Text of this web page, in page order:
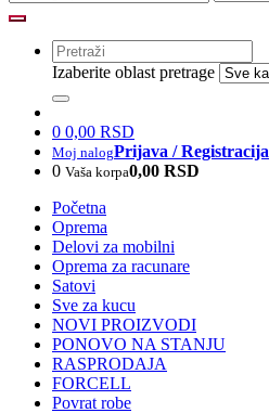
Izaberite oblast pretrage
0 0,00 RSD
Moj nalogPrijava / Registracija
0 Vaša korpa0,00 RSD
Početna
Oprema
Delovi za mobilni
Oprema za racunare
Satovi
Sve za kucu
NOVI PROIZVODI
PONOVO NA STANJU
RASPRODAJA
FORCELL
Povrat robe